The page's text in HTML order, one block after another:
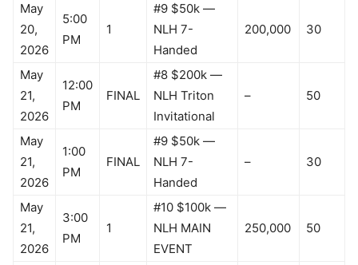
May
20,
2026
5:00
PM
1
#9 $50k —
NLH 7-
Handed
200,000 30
May
21,
2026
12:00
PM
FINAL
#8 $200k —
NLH Triton
Invitational
– 50
May
21,
2026
1:00
PM
FINAL
#9 $50k —
NLH 7-
Handed
– 30
May
21,
2026
3:00
PM
1
#10 $100k —
NLH MAIN
EVENT
250,000 50